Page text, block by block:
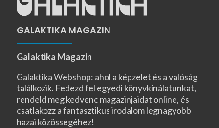
GALAKTIKA MAGAZIN
Galaktika Magazin
Galaktika Webshop: ahol a képzelet és a valóság
találkozik. Fedezd fel egyedi könyvkínálatunkat,
rendeld meg kedvenc magazinjaidat online, és
csatlakozz a fantasztikus irodalom legnagyobb
hazai közösségéhez!